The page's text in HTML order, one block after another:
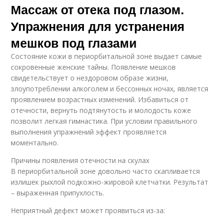
Массаж от отека под глазом.
Упражнения для устранения
мешков под глазами
Состояние кожи в периорбитальной зоне выдает самые
сокровенные женские тайны. Появление мешков
свидетельствует о нездоровом образе жизни,
злоупотреблении алкоголем и бессонных ночах, является
проявлением возрастных изменений. Избавиться от
отечности, вернуть подтянутость и молодость коже
позволит легкая гимнастика. При условии правильного
выполнения упражнений эффект проявляется
моментально.
Причины появления отечности на скулах
В периорбитальной зоне довольно часто скапливается
излишек рыхлой подкожно-жировой клетчатки. Результат
– выраженная припухлость.
Неприятный дефект может проявиться из-за: